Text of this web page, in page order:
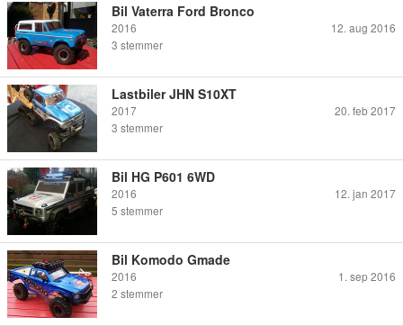
Bil Vaterra Ford Bronco
2016
12. aug 2016
3 stemmer
Lastbiler JHN S10XT
2017
20. feb 2017
3 stemmer
Bil HG P601 6WD
2016
12. jan 2017
5 stemmer
Bil Komodo Gmade
2016
1. sep 2016
2 stemmer